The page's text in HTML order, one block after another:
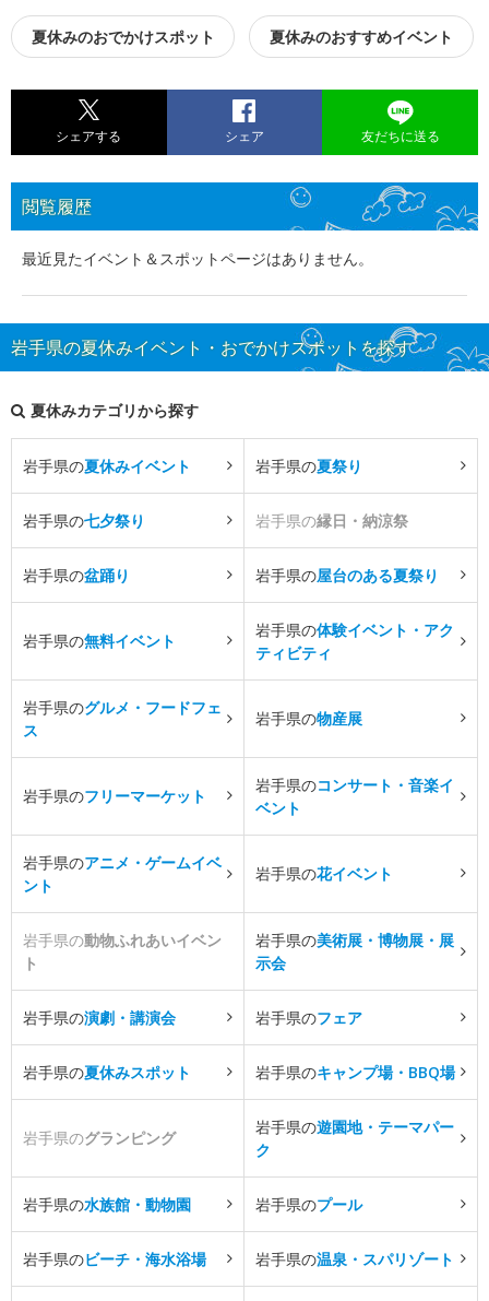
夏休みのおでかけスポット 夏休みのおすすめイベント
シェアする シェア 友だちに送る
閲覧履歴
最近見たイベント＆スポットページはありません。
岩手県の夏休みイベント・おでかけスポットを探す
夏休みカテゴリから探す
岩手県の夏休みイベント 岩手県の夏祭り
岩手県の七夕祭り 岩手県の縁日・納涼祭
岩手県の盆踊り 岩手県の屋台のある夏祭り
岩手県の無料イベント
岩手県の体験イベント・アク
ティビティ
岩手県のグルメ・フードフェ
ス
岩手県の物産展
岩手県のフリーマーケット
岩手県のコンサート・音楽イ
ベント
岩手県のアニメ・ゲームイベ
ント
岩手県の花イベント
岩手県の動物ふれあいイベン
ト
岩手県の美術展・博物展・展
示会
岩手県の演劇・講演会 岩手県のフェア
岩手県の夏休みスポット 岩手県のキャンプ場・BBQ場
岩手県のグランピング
岩手県の遊園地・テーマパー
ク
岩手県の水族館・動物園 岩手県のプール
岩手県のビーチ・海水浴場 岩手県の温泉・スパリゾート